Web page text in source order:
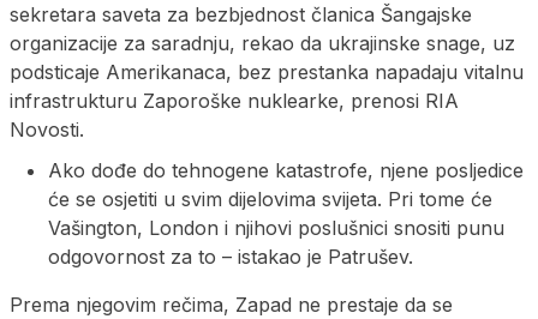
sekretara saveta za bezbjednost članica Šangajske
organizacije za saradnju, rekao da ukrajinske snage, uz
podsticaje Amerikanaca, bez prestanka napadaju vitalnu
infrastrukturu Zaporoške nuklearke, prenosi RIA
Novosti.
Ako dođe do tehnogene katastrofe, njene posljedice
će se osjetiti u svim dijelovima svijeta. Pri tome će
Vašington, London i njihovi poslušnici snositi punu
odgovornost za to – istakao je Patrušev.
Prema njegovim rečima, Zapad ne prestaje da se